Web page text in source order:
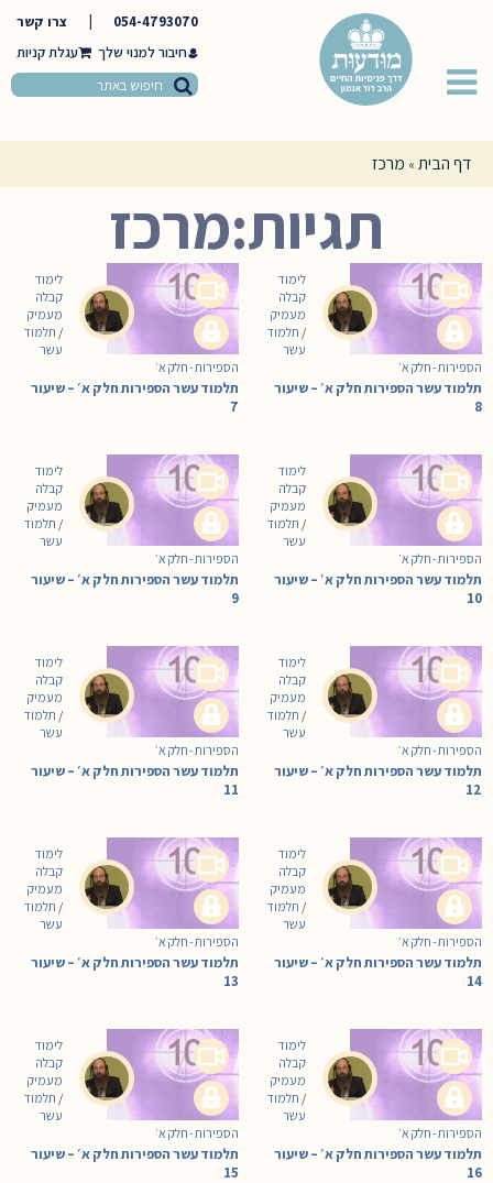
054-4793070
צרו קשר
חיבור למנוי שלך
דף הבית» מרכז
תגיות:מרכז
לימוד
קבלה
מעמיק
/ תלמוד
עשר
הספירות - חלק א׳
תלמוד עשר הספירות חלק א׳ – שיעור
7
לימוד
קבלה
מעמיק
/ תלמוד
עשר
הספירות - חלק א׳
תלמוד עשר הספירות חלק א׳ – שיעור
8
לימוד
קבלה
מעמיק
/ תלמוד
עשר
הספירות - חלק א׳
תלמוד עשר הספירות חלק א׳ – שיעור
9
לימוד
קבלה
מעמיק
/ תלמוד
עשר
הספירות - חלק א׳
תלמוד עשר הספירות חלק א׳ – שיעור
10
לימוד
קבלה
מעמיק
/ תלמוד
עשר
הספירות - חלק א׳
תלמוד עשר הספירות חלק א׳ – שיעור
11
לימוד
קבלה
מעמיק
/ תלמוד
עשר
הספירות - חלק א׳
תלמוד עשר הספירות חלק א׳ – שיעור
12
לימוד
קבלה
מעמיק
/ תלמוד
עשר
הספירות - חלק א׳
תלמוד עשר הספירות חלק א׳ – שיעור
13
לימוד
קבלה
מעמיק
/ תלמוד
עשר
הספירות - חלק א׳
תלמוד עשר הספירות חלק א׳ – שיעור
14
לימוד
קבלה
מעמיק
/ תלמוד
עשר
הספירות - חלק א׳
תלמוד עשר הספירות חלק א׳ – שיעור
15
לימוד
קבלה
מעמיק
/ תלמוד
עשר
הספירות - חלק א׳
תלמוד עשר הספירות חלק א׳ – שיעור
16